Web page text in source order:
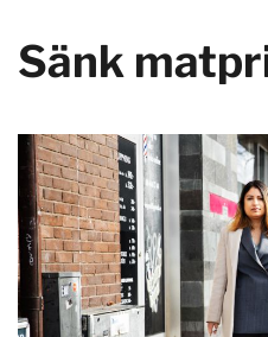
Sänk